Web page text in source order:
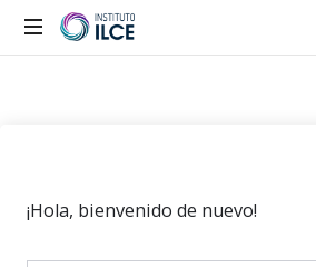
¡Hola, bienvenido de nuevo!